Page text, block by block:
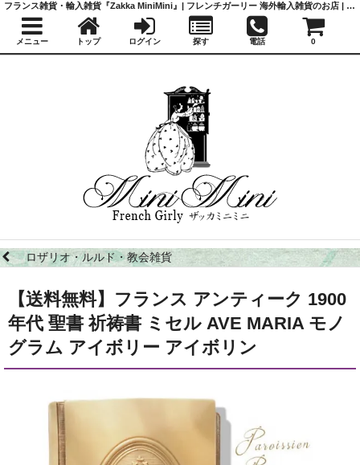
ロザリオ・ルルド・教会雑貨
【送料無料】フランス アンティーク 1900
年代 聖書 祈祷書 ミセル AVE MARIA モノ
グラム アイボリー アイボリン
フランス雑貨・輸入雑貨『Zakka MiniMini』| フレンチガーリー 海外輸入雑貨のお店 | かわいい雑貨 | 蚤の市 | アンティーク
メニュー トップ ログイン 探す 電話 0